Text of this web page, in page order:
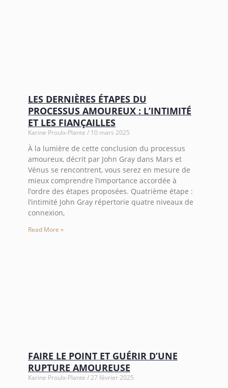
LES DERNIÈRES ÉTAPES DU
PROCESSUS AMOUREUX : L’INTIMITÉ
ET LES FIANÇAILLES
Karine Proulx-Plante 10 mars 2025
À la lumière de cette conclusion du processus
amoureux, décrit par John Gray dans Mars et
Vénus se rencontrent, vous serez en mesure de
mieux comprendre l’importance accordée à
l’ordre des étapes proposées. Quatrième étape :
l’intimité John Gray répertorie quatre niveaux de
connexion,
Read More »
FAIRE LE POINT ET GUÉRIR D’UNE
RUPTURE AMOUREUSE
Karine Proulx-Plante 27 février 2025